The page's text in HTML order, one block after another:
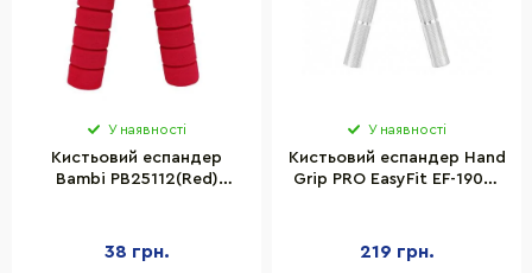
У наявності
Кистьовий еспандер
Bambi PB25112(Red)
38 грн.
У наявності
Кистьовий еспандер Hand
Grip PRO EasyFit EF-1902-
219 грн.